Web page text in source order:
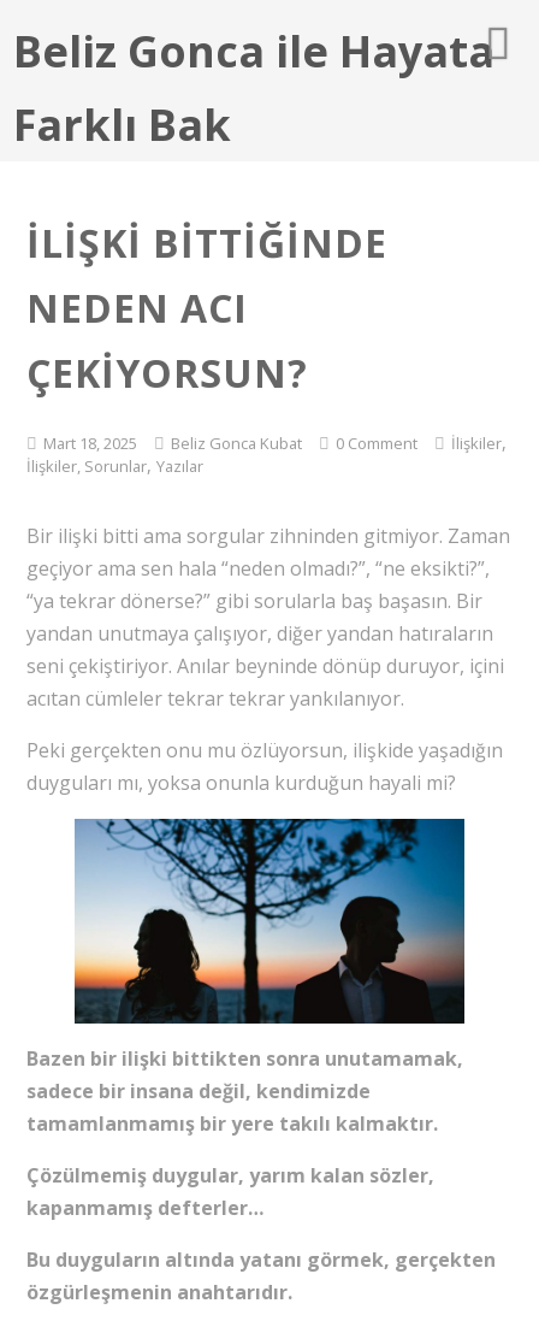
Beliz Gonca ile Hayata
Farklı Bak
İLIŞKI BITTIĞINDE
NEDEN ACI
ÇEKIYORSUN?
Mart 18, 2025 Beliz Gonca Kubat 0 Comment İlişkiler,
İlişkiler, Sorunlar, Yazılar
Bir ilişki bitti ama sorgular zihninden gitmiyor. Zaman
geçiyor ama sen hala “neden olmadı?”, “ne eksikti?”,
“ya tekrar dönerse?” gibi sorularla baş başasın. Bir
yandan unutmaya çalışıyor, diğer yandan hatıraların
seni çekiştiriyor. Anılar beyninde dönüp duruyor, içini
acıtan cümleler tekrar tekrar yankılanıyor.
Peki gerçekten onu mu özlüyorsun, ilişkide yaşadığın
duyguları mı, yoksa onunla kurduğun hayali mi?
Bazen bir ilişki bittikten sonra unutamamak,
sadece bir insana değil, kendimizde
tamamlanmamış bir yere takılı kalmaktır.
Çözülmemiş duygular, yarım kalan sözler,
kapanmamış defterler…
Bu duyguların altında yatanı görmek, gerçekten
özgürleşmenin anahtarıdır.